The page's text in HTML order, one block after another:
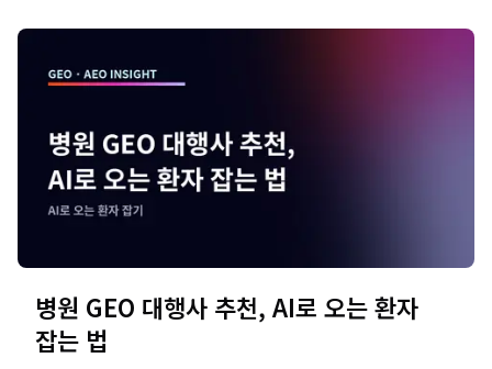
병원 GEO 대행사 추천, AI로 오는 환자
잡는 법